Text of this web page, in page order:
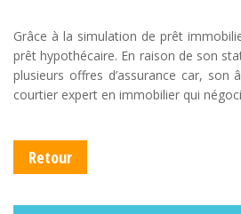
Grâce à la simulation de prêt
prêt hypothécaire. En raison de son
plusieurs offres d’assurance car,
courtier expert en immobilier qui
Retour